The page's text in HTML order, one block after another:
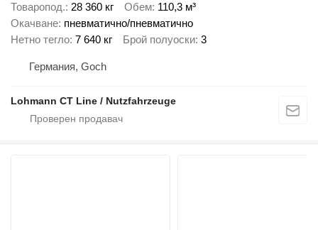
Товаропод. 28 360 кг Обем 110,3 м³
Окачване пневматично/пневматично
Нетно тегло 7 640 кг Брой полуоски 3
Германия, Goch
Lohmann CT Line / Nutzfahrzeuge